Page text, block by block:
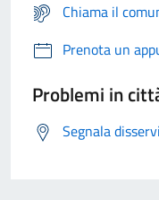
Chiama il
Prenota un
Problemi in
Segnala